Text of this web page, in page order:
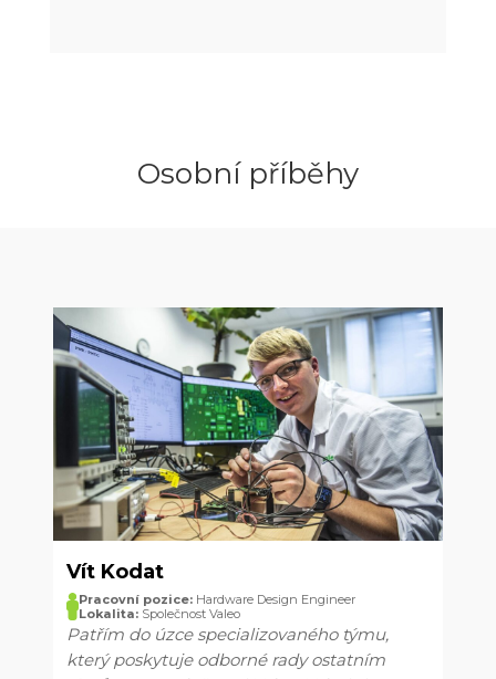
Osobní příběhy
Vít Kodat
Pracovní pozice: Hardware Design Engineer
Lokalita: Společnost Valeo
Patřím do úzce specializovaného týmu,
který poskytuje odborné rady ostatním